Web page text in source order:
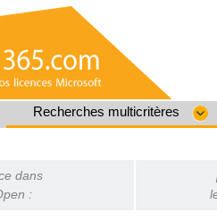
Recherches multicritères
dans
: